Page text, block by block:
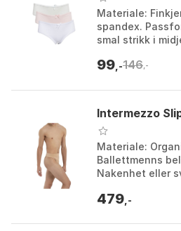
Materiale:
spandex.
smal strikk i
Antall i pakke: 3-
99 ,-146,-
Intermezzo
Materiale:
Ballettmenns
Nakenhet eller
8Y.
479 ,-